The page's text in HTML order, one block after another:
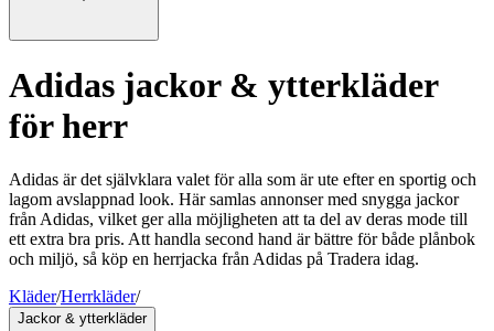
Adidas jackor & ytterkläder
för herr
Adidas är det självklara valet för alla som är ute efter en sportig och
lagom avslappnad look. Här samlas annonser med snygga jackor
från Adidas, vilket ger alla möjligheten att ta del av deras mode till
ett extra bra pris. Att handla second hand är bättre för både plånbok
och miljö, så köp en herrjacka från Adidas på Tradera idag.
Kläder/Herrkläder/
Jackor & ytterkläder